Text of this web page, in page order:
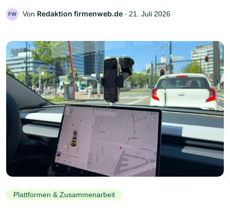
FW Von Redaktion firmenweb.de ‧ 21. Juli 2026
Plattformen & Zusammenarbeit